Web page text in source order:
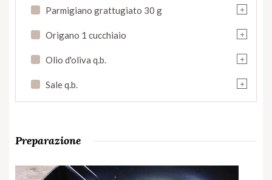
+
Parmigiano grattugiato 30 g
+
Origano 1 cucchiaio
+
Olio d'oliva q.b.
+
Sale q.b.
Preparazione